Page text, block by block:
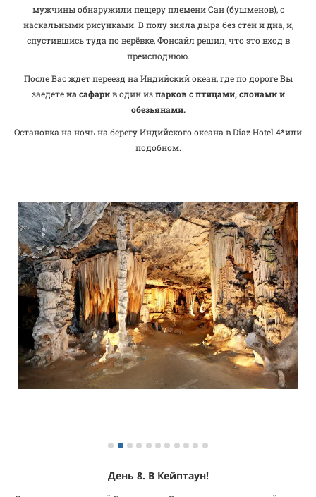
мужчины обнаружили пещеру племени Сан (бушменов), с
наскальными рисунками. В полу зияла дыра без стен и дна, и,
спустившись туда по верёвке, Фонсайл решил, что это вход в
преисподнюю.
После Вас ждет переезд на Индийский океан, где по дороге Вы
заедетена сафарив один изпарков с птицами, слонами и
обезьянами.
Остановка на ночь на берегу Индийского океана в Diaz Hotel 4*или
подобном.
День 8. В Кейптаун!